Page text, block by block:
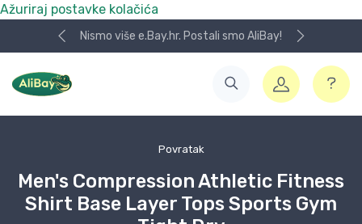
Ažuriraj postavke kolačića
Nismo više e.Bay.hr. Postali smo AliBay!
Povratak
Men's Compression Athletic Fitness
Shirt Base Layer Tops Sports Gym